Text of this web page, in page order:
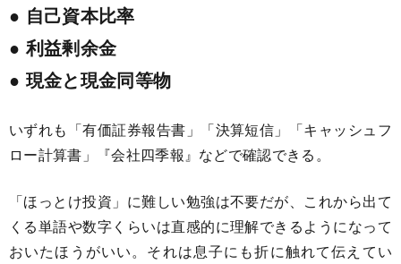
● 自己資本比率
● 利益剰余金
● 現金と現金同等物
いずれも「有価証券報告書」「決算短信」「キャッシュフ
ロー計算書」『会社四季報』などで確認できる。
「ほっとけ投資」に難しい勉強は不要だが、これから出て
くる単語や数字くらいは直感的に理解できるようになって
おいたほうがいい。それは息子にも折に触れて伝えてい